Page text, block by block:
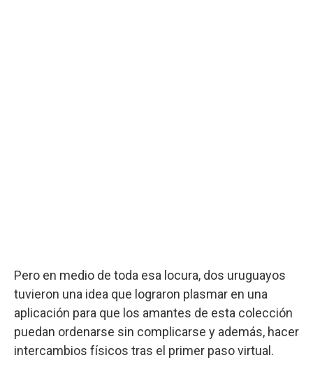
Pero en medio de toda esa locura, dos uruguayos
tuvieron una idea que lograron plasmar en una
aplicación para que los amantes de esta colección
puedan ordenarse sin complicarse y además, hacer
intercambios físicos tras el primer paso virtual.